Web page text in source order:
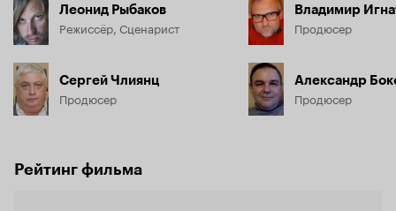
Леонид Рыбаков
Режиссёр, Сценарист
Сергей Члиянц
Продюсер
Владимир
Продюсер
Александр
Продюсер
Рейтинг фильма